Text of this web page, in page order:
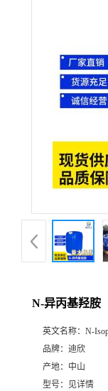
厅N-异丙基羟胺
英文名称： N-
品牌： 迪欣
产地： 中山
型号：
见详情